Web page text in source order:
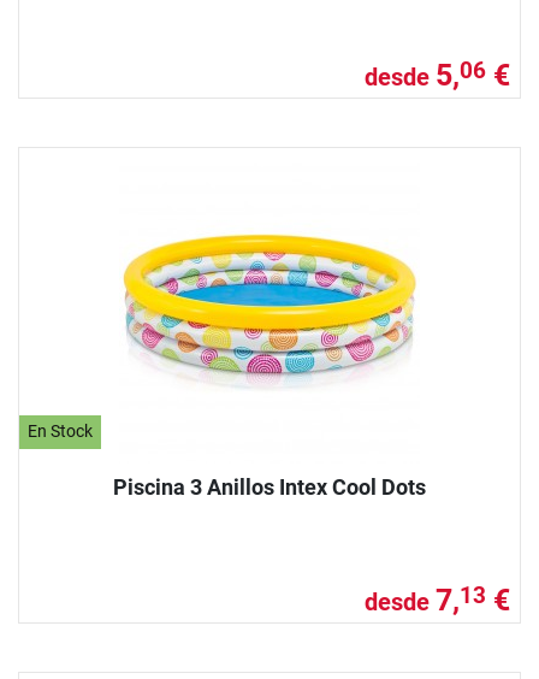
desde 5,06 €
En Stock
Piscina 3 Anillos Intex Cool Dots
desde 7,13 €